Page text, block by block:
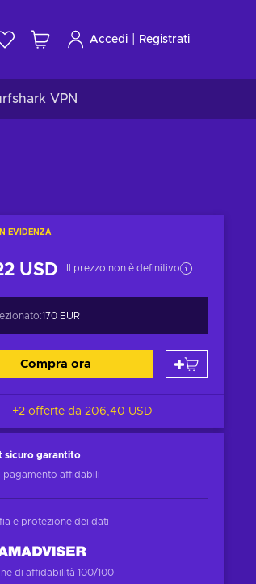
Accedi Registrati
VPN
EVIDENZA
USD Il prezzo non è definitivo
170 EUR
Compra ora
+2 offerte da 206,40 USD
sicuro garantito
pagamento affidabili
e protezione dei dati
di affidabilità 100/100